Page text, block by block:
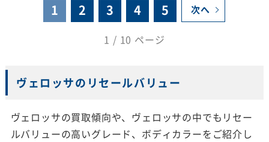
1 2 3 4 5 次へ
1 / 10 ページ
ヴェロッサのリセールバリュー
ヴェロッサの買取傾向や、ヴェロッサの中でもリセー
ルバリューの高いグレード、ボディカラーをご紹介し